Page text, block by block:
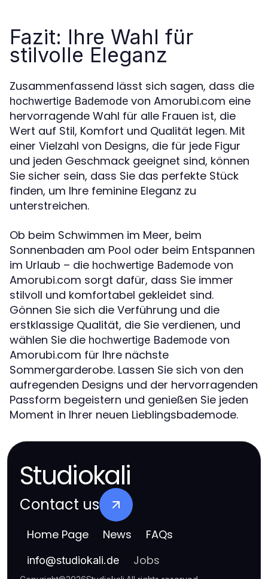
Fazit: Ihre Wahl für
stilvolle Eleganz
Zusammenfassend lässt sich sagen, dass die
hochwertige Bademode von Amorubi.com eine
hervorragende Wahl für alle Frauen ist, die
Wert auf Stil, Komfort und Qualität legen. Mit
einer Vielzahl von Designs, die für jede Figur
und jeden Geschmack geeignet sind, können
Sie sicher sein, dass Sie das perfekte Stück
finden, um Ihre feminine Eleganz zu
unterstreichen.
Ob beim Schwimmen im Meer, beim
Sonnenbaden am Pool oder beim Entspannen
im Urlaub – die hochwertige Bademode von
Amorubi.com sorgt dafür, dass Sie immer
stilvoll und komfortabel gekleidet sind.
Gönnen Sie sich die Verführung und die
erstklassige Qualität, die Sie verdienen, und
wählen Sie die hochwertige Bademode von
Amorubi.com für Ihre nächste
Sommergarderobe. Lassen Sie sich von den
aufregenden Designs und der hervorragenden
Passform begeistern und genießen Sie jeden
Moment in Ihrer neuen Lieblingsbademode.
Studiokali
Contact us
Home Page News FAQs
info@studiokali.de Jobs